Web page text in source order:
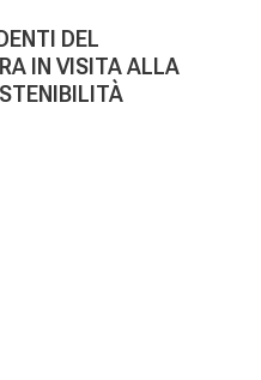
DEL
IN VISITA ALLA